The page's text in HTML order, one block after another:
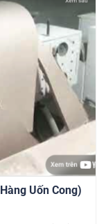
Uốn Cong)